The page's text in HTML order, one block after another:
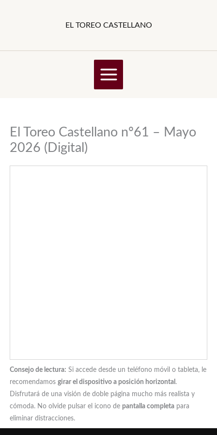
EL TOREO CASTELLANO
El Toreo Castellano nº61 – Mayo
2026 (Digital)
Consejo de lectura: Si accede desde un teléfono móvil o tableta, le
recomendamos girar el dispositivo a posición horizontal .
Disfrutará de una visión de doble página mucho más realista y
cómoda. No olvide pulsar el icono de pantalla completa para
eliminar distracciones.